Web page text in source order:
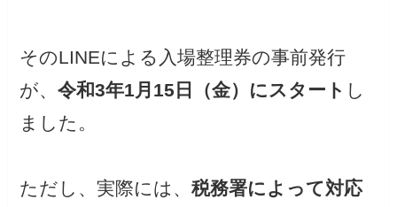
そのLINEによる入場整理券の事前発行
が、令和3年1月15日（金）にスタート し
ました。
ただし、実際には、税務署によって対応